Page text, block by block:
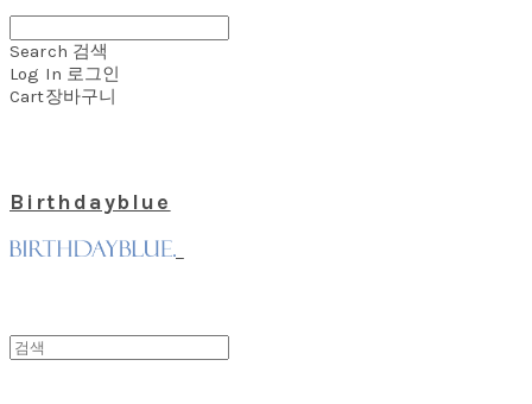
Search 검색
Log In 로그인
Cart장바구니
Birthdayblue